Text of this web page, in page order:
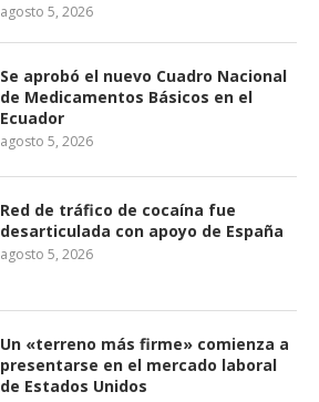
agosto 5, 2026
Se aprobó el nuevo Cuadro Nacional
de Medicamentos Básicos en el
Ecuador
agosto 5, 2026
Red de tráfico de cocaína fue
desarticulada con apoyo de España
agosto 5, 2026
Un «terreno más firme» comienza a
presentarse en el mercado laboral
de Estados Unidos